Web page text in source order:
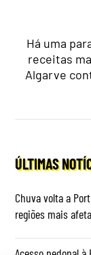
Há uma
receitas
Algarve
ÚLTIMAS
Chuva volta a
regiões mais